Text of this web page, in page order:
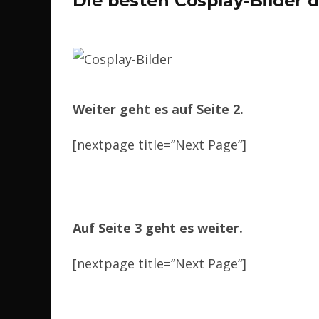
Weiter geht es auf Seite 2.
[nextpage title=“Next Page“]
Auf Seite 3 geht es weiter.
[nextpage title=“Next Page“]